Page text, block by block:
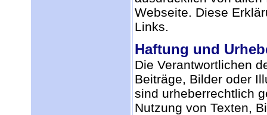
Webseite. Diese
Links.
Haftung und
Die Verantwortlichen
Beiträge, Bilder oder
sind urheberrechtlich
Nutzung von Texten,